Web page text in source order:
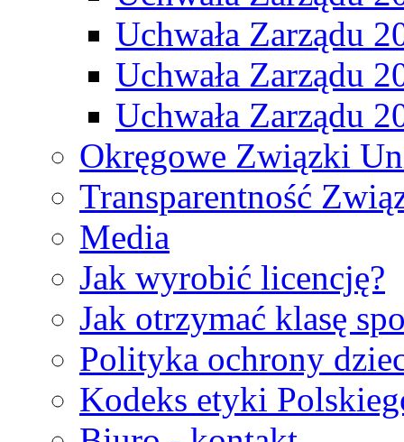
Uchwała Zarządu
Uchwała Zarządu
Uchwała Zarządu
Okręgowe Związki
Transparentność
Media
Jak wyrobić licencję?
Jak otrzymać klasę
Polityka ochrony
Kodeks etyki